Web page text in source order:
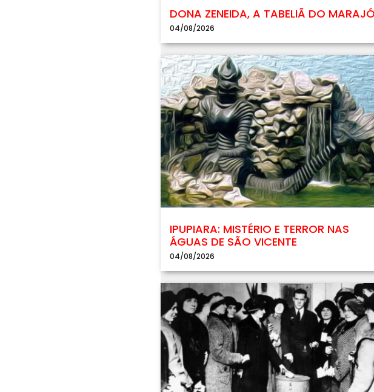
DONA ZENEIDA, A TABELIÃ DO
04/08/2026
IPUPIARA: MISTÉRIO E TERROR NAS
ÁGUAS DE SÃO VICENTE
04/08/2026